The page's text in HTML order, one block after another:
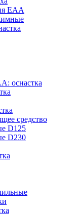
EAA
оснастка
средство
D125
D230